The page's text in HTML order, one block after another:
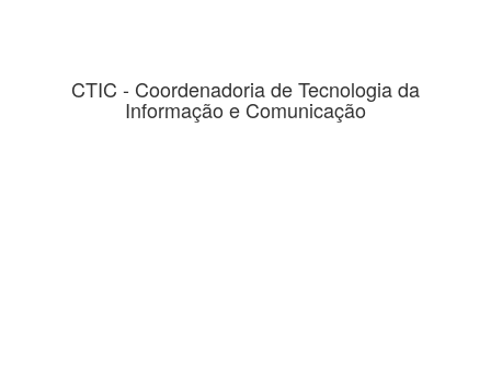
CTIC - Coordenadoria de Tecnologia da
Informação e Comunicação